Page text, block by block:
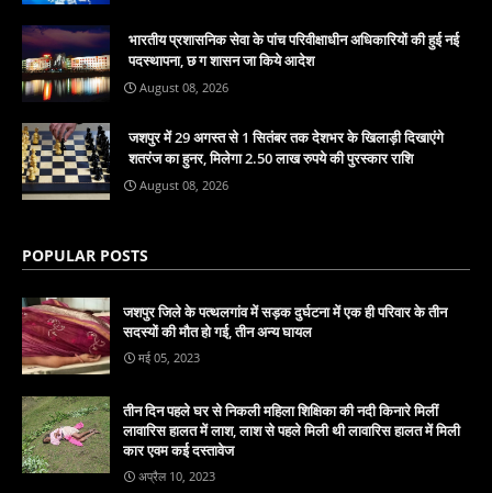
भारतीय प्रशासनिक सेवा के पांच परिवीक्षाधीन अधिकारियों की हुई नई
पदस्थापना, छ ग शासन जा किये आदेश
August 08, 2026
जशपुर में 29 अगस्त से 1 सितंबर तक देशभर के खिलाड़ी दिखाएंगे
शतरंज का हुनर, मिलेगा 2.50 लाख रुपये की पुरस्कार राशि
August 08, 2026
POPULAR POSTS
जशपुर जिले के पत्थलगांव में सड़क दुर्घटना में एक ही परिवार के तीन
सदस्यों की मौत हो गई, तीन अन्य घायल
मई 05, 2023
तीन दिन पहले घर से निकली महिला शिक्षिका की नदी किनारे मिलीं
लावारिस हालत में लाश, लाश से पहले मिली थी लावारिस हालत में मिली
कार एवम कई दस्तावेज
अप्रैल 10, 2023